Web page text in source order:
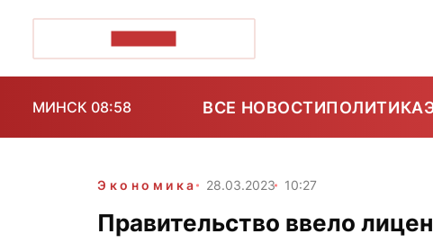
МИНСК 08:58 ВСЕ НОВОСТИПОЛИТИКА
Экономика 28.03.2023 10:27
Правительство ввело